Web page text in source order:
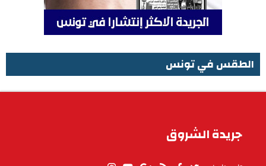
الطقس في تونس
جريدة الشروق